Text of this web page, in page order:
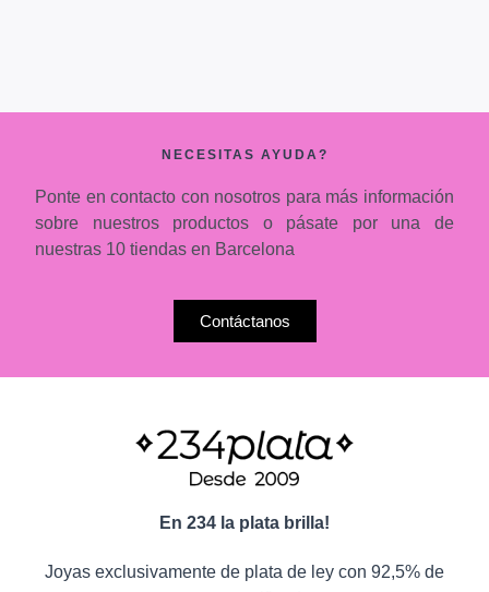
NECESITAS AYUDA?
Ponte en contacto con nosotros para más información
sobre nuestros productos o pásate por una de
nuestras 10 tiendas en Barcelona
Contáctanos
En 234 la plata brilla!
Joyas exclusivamente de plata de ley con 92,5% de